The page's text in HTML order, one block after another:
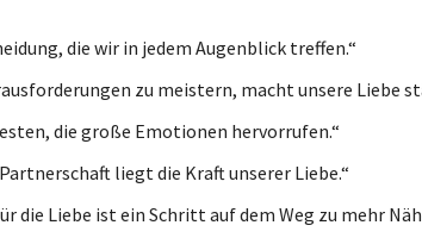
die wir in jedem Augenblick treffen.“
zu meistern, macht unsere Liebe
die große Emotionen hervorrufen.“
liegt die Kraft unserer Liebe.“
die Liebe ist ein Schritt auf dem Weg zu mehr